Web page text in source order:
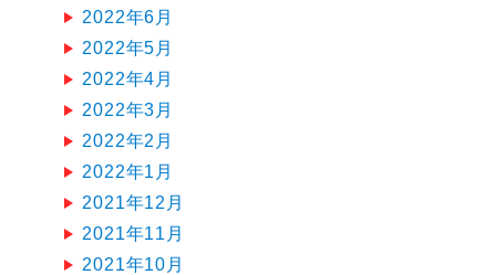
2022年6月
2022年5月
2022年4月
2022年3月
2022年2月
2022年1月
2021年12月
2021年11月
2021年10月